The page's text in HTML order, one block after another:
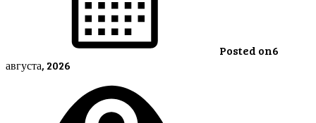
Posted on6
августа, 2026